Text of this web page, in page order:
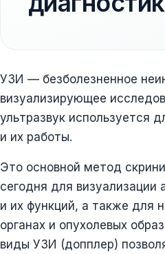
УЗИ — безболезненное
визуализирующее
ультразвук используется
и их работы.
Это основной метод
сегодня для визуализации
и их функций, а также для
органах и опухолевых
виды УЗИ (допплер)